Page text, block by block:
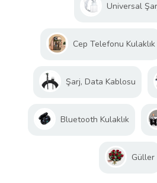
Universal
Cep Telefonu Kulaklık
Şarj, Data Kablosu
Bluetooth Kulaklık
Güller